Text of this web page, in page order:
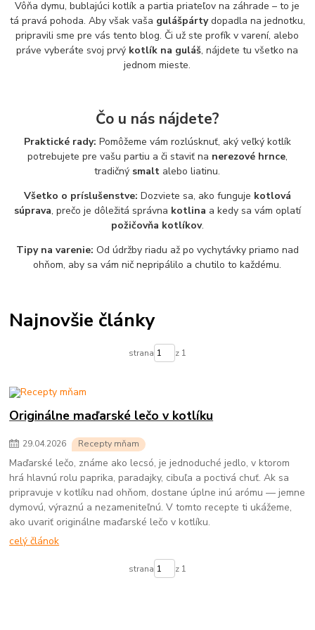
Vôňa dymu, bublajúci kotlík a partia priateľov na záhrade – to je
tá pravá pohoda. Aby však vaša gulášpártydopadla na jednotku,
pripravili sme pre vás tento blog. Či už ste profík v varení, alebo
práve vyberáte svoj prvý kotlík na guláš, nájdete tu všetko na
jednom mieste.
Čo u nás nájdete?
Praktické rady: Pomôžeme vám rozlúsknuť, aký veľký kotlík
potrebujete pre vašu partiu a či staviť na nerezové hrnce,
tradičný smalt alebo liatinu.
Všetko o príslušenstve: Dozviete sa, ako funguje kotlová
súprava, prečo je dôležitá správna kotlina a kedy sa vám oplatí
požičovňa kotlíkov.
Tipy na varenie: Od údržby riadu až po vychytávky priamo nad
ohňom, aby sa vám nič nepripálilo a chutilo to každému.
Najnovšie články
strana z 1
Originálne maďarské lečo v kotlíku
29.04.2026 Recepty mňam
Maďarské lečo, známe ako lecsó, je jednoduché jedlo, v ktorom
hrá hlavnú rolu paprika, paradajky, cibuľa a poctivá chuť. Ak sa
pripravuje v kotlíku nad ohňom, dostane úplne inú arómu — jemne
dymovú, výraznú a nezameniteľnú. V tomto recepte ti ukážeme,
ako uvariť originálne maďarské lečo v kotlíku.
celý článok
strana z 1